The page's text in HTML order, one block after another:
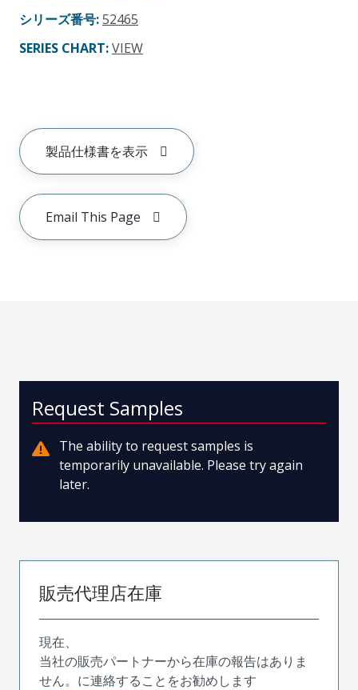
シリーズ番号:52465
SERIES CHART:VIEW
製品仕様書を表示
Email This Page
Request Samples
The ability to request samples is
temporarily unavailable. Please try again
later.
販売代理店在庫
現在、
当社の販売パートナーから在庫の報告はありま
せん。に連絡することをお勧めします